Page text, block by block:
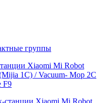
группы
Xiaomi Mi Robot
1C) / Vacuum- Mop 2C
F9